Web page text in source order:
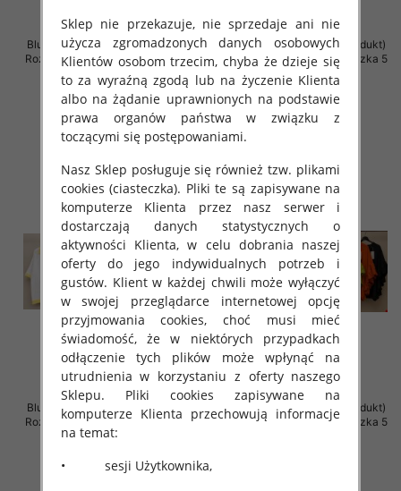
Bluzki damskie (Włoskie produkt)
Roz Standard, Mix Kolor Paczka 5
29.00 zł
szczegóły
Bluzki damskie (Włoskie produkt)
Roz Standard, Mix Kolor Paczka 5
szt
26.00 zł
szczegóły
Bluzki damskie (Włoskie produkt)
Roz Standard, Mix Kolor Paczka 5
szt
44.00 zł
Bluzki damskie (Włoskie produkt)
Roz Standard, Mix Kolor Paczka 5
Sklep nie przekazuje, nie sprzedaje ani nie
użycza zgromadzonych danych osobowych
Klientów osobom trzecim, chyba że dzieje się
to za wyraźną zgodą lub na życzenie Klienta
albo na żądanie uprawnionych na podstawie
prawa organów państwa w związku z
toczącymi się postępowaniami.
Nasz Sklep posługuje się również tzw. plikami
cookies (ciasteczka). Pliki te są zapisywane na
komputerze Klienta przez nasz serwer i
dostarczają danych statystycznych o
aktywności Klienta, w celu dobrania naszej
oferty do jego indywidualnych potrzeb i
gustów. Klient w każdej chwili może wyłączyć
w swojej przeglądarce internetowej opcję
przyjmowania cookies, choć musi mieć
świadomość, że w niektórych przypadkach
odłączenie tych plików może wpłynąć na
utrudnienia w korzystaniu z oferty naszego
Sklepu. Pliki cookies zapisywane na
komputerze Klienta przechowują informacje
na temat:
• sesji Użytkownika,